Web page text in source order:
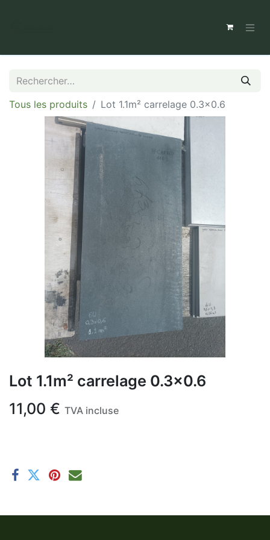
Tous les produits Lot 1.1m² carrelage 0.3x0.6
Lot 1.1m² carrelage 0.3x0.6
11,00 € TVA incluse